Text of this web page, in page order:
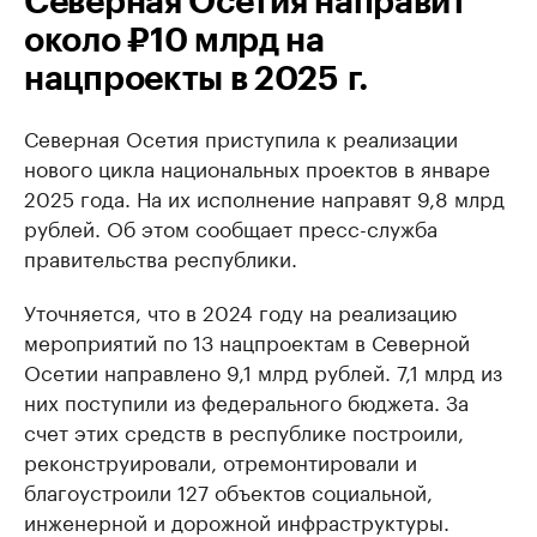
около ₽10 млрд на
нацпроекты в 2025 г.
Северная Осетия приступила к реализации
нового цикла национальных проектов в январе
2025 года. На их исполнение направят 9,8 млрд
рублей. Об этом сообщает пресс-служба
правительства республики.
Уточняется, что в 2024 году на реализацию
мероприятий по 13 нацпроектам в Северной
Осетии направлено 9,1 млрд рублей. 7,1 млрд из
них поступили из федерального бюджета. За
счет этих средств в республике построили,
реконструировали, отремонтировали и
благоустроили 127 объектов социальной,
инженерной и дорожной инфраструктуры.